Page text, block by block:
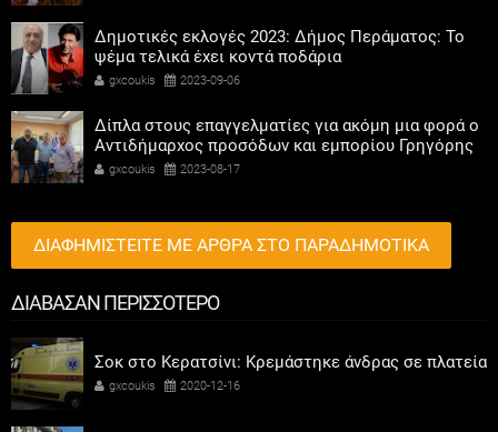
Δημοτικές εκλογές 2023: Δήμος Περάματος: Το
ψέμα τελικά έχει κοντά ποδάρια
gxcoukis 2023-09-06
Δίπλα στους επαγγελματίες για ακόμη μια φορά ο
Αντιδήμαρχος προσόδων και εμπορίου Γρηγόρης
Καψοκόλης
gxcoukis 2023-08-17
ΔΙΑΦΗΜΙΣΤΕΙΤΕ ΜΕ ΑΡΘΡΑ ΣΤΟ ΠΑΡΑΔΗΜΟΤΙΚΑ
ΔΙΑΒΑΣΑΝ ΠΕΡΙΣΣΟΤΕΡΟ
Σοκ στο Κερατσίνι: Κρεμάστηκε άνδρας σε πλατεία
gxcoukis 2020-12-16